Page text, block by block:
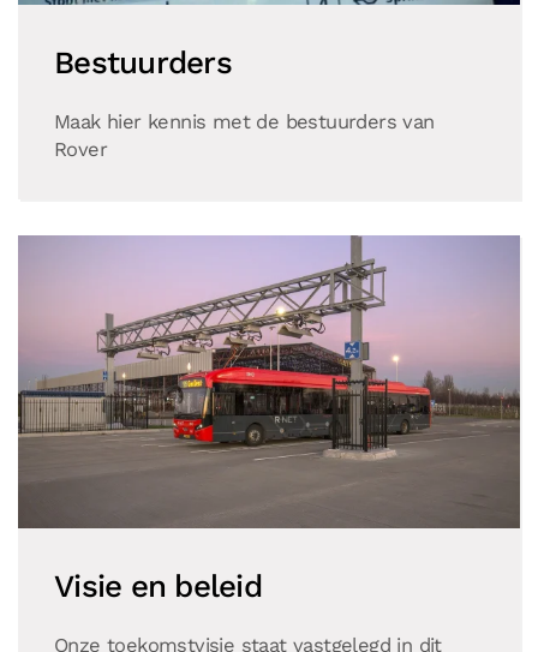
Bestuurders
Maak hier kennis met de bestuurders van
Rover
Visie en beleid
Onze toekomstvisie staat vastgelegd in dit